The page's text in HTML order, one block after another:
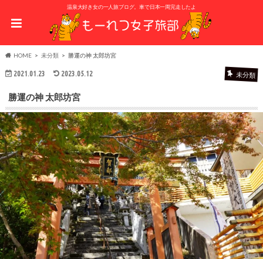
温泉大好き女の一人旅ブログ。車で日本一周完走したよ
HOME 未分類 勝運の神 太郎坊宮
2021.01.23 2023.05.12 未分類
勝運の神 太郎坊宮